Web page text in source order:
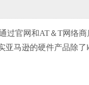
官网和AT＆T网络商
亚马逊的硬件产品除了